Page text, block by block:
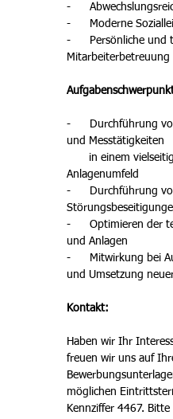
-
-      Moderne
-      Persönliche und
Mitarbeiterbetreuung
-      Durchführung
und Messtätigkeiten
Anlagenumfeld
-      Durchführung
-      Optimieren der
und Anlagen
-      Mitwirkung bei
und Umsetzung
Kontakt:
Haben wir Ihr
freuen wir uns auf
möglichen
Kennziffer 4467.